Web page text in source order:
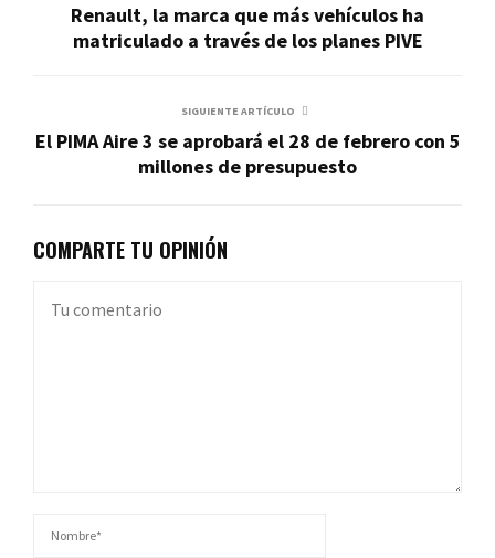
Renault, la marca que más vehículos ha
matriculado a través de los planes PIVE
SIGUIENTE ARTÍCULO
El PIMA Aire 3 se aprobará el 28 de febrero con 5
millones de presupuesto
COMPARTE TU OPINIÓN